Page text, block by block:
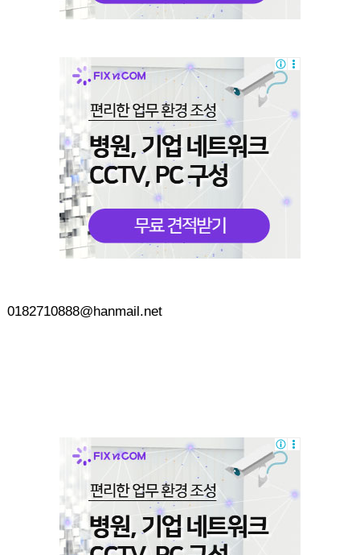
0182710888@hanmail.net